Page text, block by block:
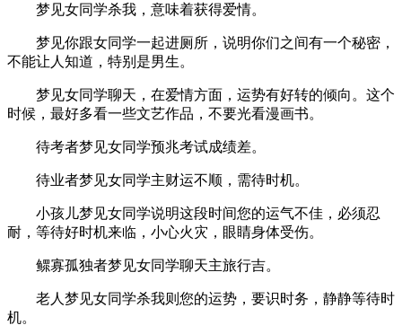
梦见女同学杀我，意味着获得爱情。
梦见你跟女同学一起进厕所，说明你们之间有一个秘密，
不能让人知道，特别是男生。
梦见女同学聊天，在爱情方面，运势有好转的倾向。这个
时候，最好多看一些文艺作品，不要光看漫画书。
待考者梦见女同学预兆考试成绩差。
待业者梦见女同学主财运不顺，需待时机。
小孩儿梦见女同学说明这段时间您的运气不佳，必须忍
耐，等待好时机来临，小心火灾，眼睛身体受伤。
鳏寡孤独者梦见女同学聊天主旅行吉。
老人梦见女同学杀我则您的运势，要识时务，静静等待时
机。